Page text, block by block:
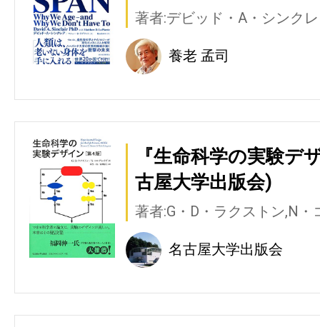
著者:デビッド・A・シンク
養老 孟司
『生命科学の実験デ
古屋大学出版会)
著者:G・D・ラクストン,N・
名古屋大学出版会